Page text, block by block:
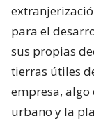
para el
sus propias
tierras útiles
empresa,
urbano y la